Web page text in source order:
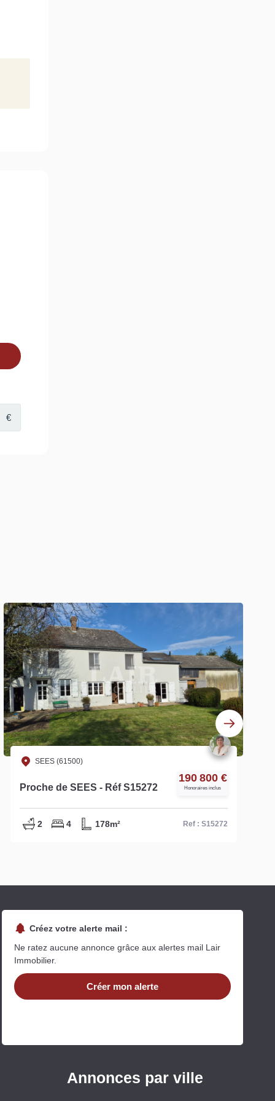
SEES (61500)
Proche de SEES - Réf S15272
190 800 €
Honoraires inclus
2 4 178m² Ref : S15272
Créez votre alerte mail :
Ne ratez aucune annonce grâce aux alertes mail Lair
Immobilier.
Créer mon alerte
Annonces par ville